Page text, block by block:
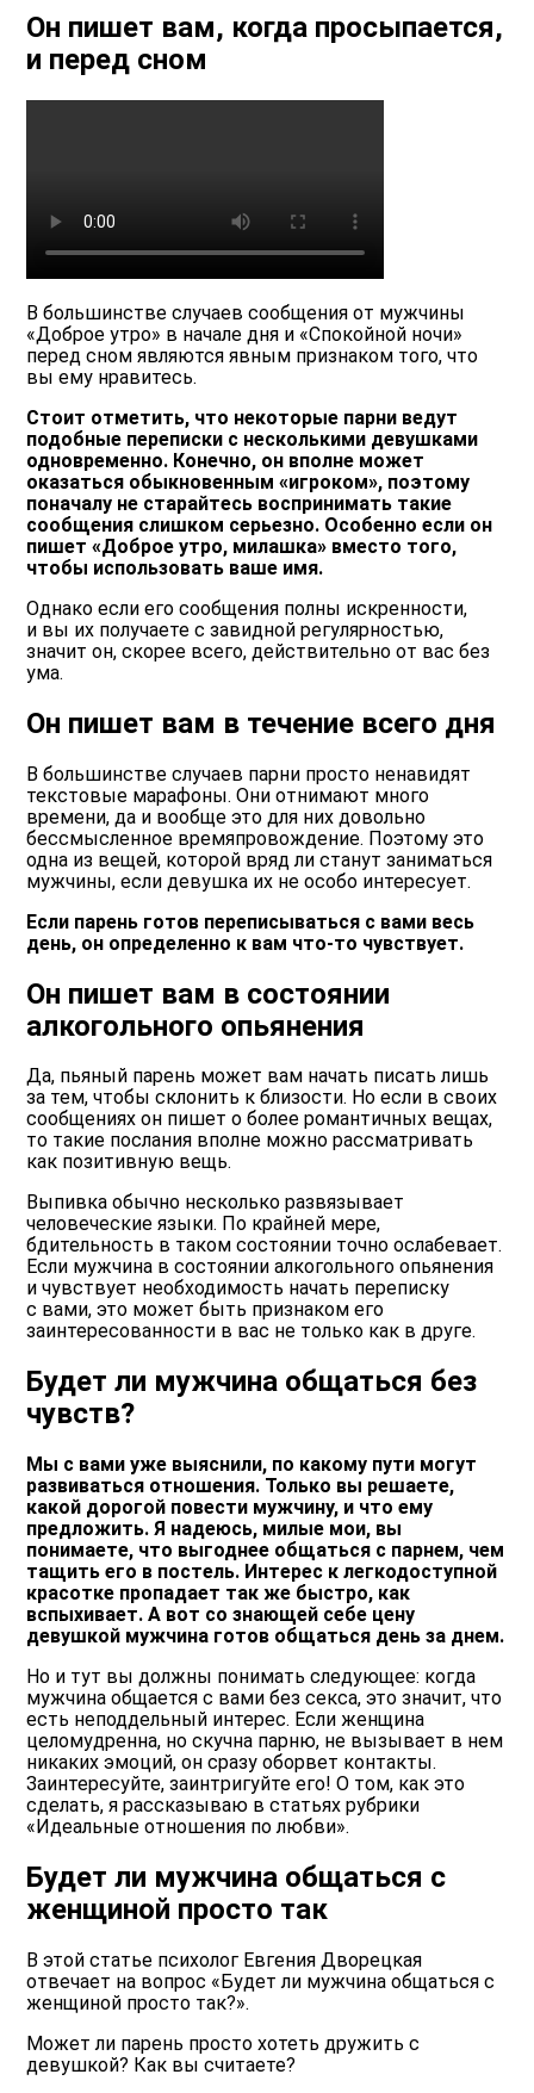
Он пишет вам, когда просыпается,
и перед сном
В большинстве случаев сообщения от мужчины
«Доброе утро» в начале дня и «Спокойной ночи»
перед сном являются явным признаком того, что
вы ему нравитесь.
Стоит отметить, что некоторые парни ведут
подобные переписки с несколькими девушками
одновременно. Конечно, он вполне может
оказаться обыкновенным «игроком», поэтому
поначалу не старайтесь воспринимать такие
сообщения слишком серьезно. Особенно если он
пишет «Доброе утро, милашка» вместо того,
чтобы использовать ваше имя.
Однако если его сообщения полны искренности,
и вы их получаете с завидной регулярностью,
значит он, скорее всего, действительно от вас без
ума.
Он пишет вам в течение всего дня
В большинстве случаев парни просто ненавидят
текстовые марафоны. Они отнимают много
времени, да и вообще это для них довольно
бессмысленное времяпровождение. Поэтому это
одна из вещей, которой вряд ли станут заниматься
мужчины, если девушка их не особо интересует.
Если парень готов переписываться с вами весь
день, он определенно к вам что-то чувствует.
Он пишет вам в состоянии
алкогольного опьянения
Да, пьяный парень может вам начать писать лишь
за тем, чтобы склонить к близости. Но если в своих
сообщениях он пишет о более романтичных вещах,
то такие послания вполне можно рассматривать
как позитивную вещь.
Выпивка обычно несколько развязывает
человеческие языки. По крайней мере,
бдительность в таком состоянии точно ослабевает.
Если мужчина в состоянии алкогольного опьянения
и чувствует необходимость начать переписку
с вами, это может быть признаком его
заинтересованности в вас не только как в друге.
Будет ли мужчина общаться без
чувств?
Мы с вами уже выяснили, по какому пути могут
развиваться отношения. Только вы решаете,
какой дорогой повести мужчину, и что ему
предложить. Я надеюсь, милые мои, вы
понимаете, что выгоднее общаться с парнем, чем
тащить его в постель. Интерес к легкодоступной
красотке пропадает так же быстро, как
вспыхивает. А вот со знающей себе цену
девушкой мужчина готов общаться день за днем.
Но и тут вы должны понимать следующее: когда
мужчина общается с вами без секса, это значит, что
есть неподдельный интерес. Если женщина
целомудренна, но скучна парню, не вызывает в нем
никаких эмоций, он сразу оборвет контакты.
Заинтересуйте, заинтригуйте его! О том, как это
сделать, я рассказываю в статьях рубрики
«Идеальные отношения по любви».
Будет ли мужчина общаться с
женщиной просто так
В этой статье психолог Евгения Дворецкая
отвечает на вопрос «Будет ли мужчина общаться с
женщиной просто так?».
Может ли парень просто хотеть дружить с
девушкой? Как вы считаете?